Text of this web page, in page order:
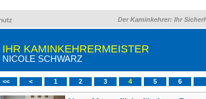
Der Kaminkehrer: Ihr
IHR KAMINKEHRERMEISTER
NICOLE SCHWARZ
<< < 1 2 3 4 5 6